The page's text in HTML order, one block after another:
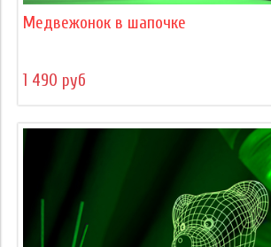
Медвежонок в шапочке
1 490 руб